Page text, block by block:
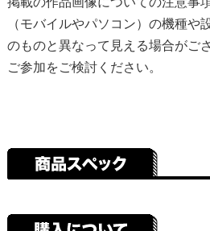
（モバイルやパソコン）の機種や
のものと異なって見える場合がご
ご参加をご検討ください。